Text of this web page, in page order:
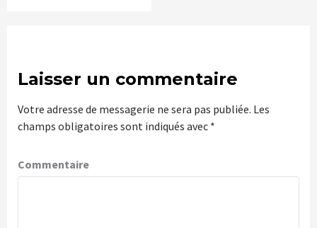
Laisser un commentaire
Votre adresse de messagerie ne sera pas publiée. Les
champs obligatoires sont indiqués avec *
Commentaire